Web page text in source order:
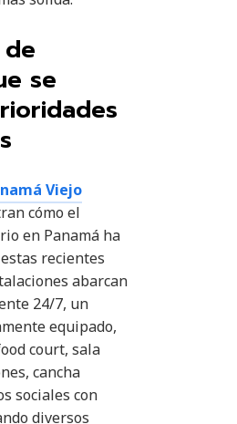
se
Viejo
cómo el
en Panamá ha
recientes
abarcan
24/7, un
equipado,
court, sala
cancha
sociales con
diversos